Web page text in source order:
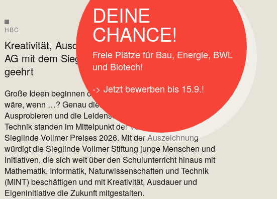
HBC
Kreativität, Ausdauer und MINT-Talente: Mathe-
AG mit dem Sieglinde Vollmer Preis 2026
geehrt
Große Ideen beginnen oft mit einer einfachen Frage: Was
wäre, wenn …? Genau diese Neugier, der Mut zum
Ausprobieren und die Leidenschaft für Wissenschaft und
Technik standen im Mittelpunkt der Verleihung des
Sieglinde Vollmer Preises 2026. Mit der Auszeichnung
würdigt die Sieglinde Vollmer Stiftung junge Menschen und
Initiativen, die sich weit über den Schulunterricht hinaus mit
Mathematik, Informatik, Naturwissenschaften und Technik
(MINT) beschäftigen und mit Kreativität, Ausdauer und
Eigeninitiative die Zukunft mitgestalten.
DEINE
CHANCE!
Freie Plätze für Bau, Energie, BWL
und Biotech!
Jetzt bewerben bis 15.9.!